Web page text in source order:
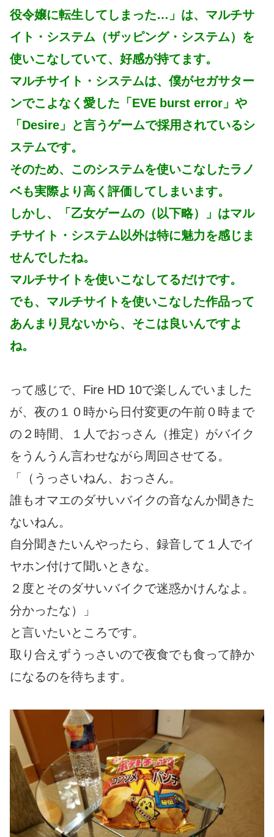
役令嬢に転生してしまった…」は、マルチサ
イト・システム（ザッピング・システム）を
使いこなしていて、好感が持てます。
マルチサイト・システムは、僕がセガサター
ンでこよなく愛した「EVE burst error」や
「Desire」と言うゲームで採用されているシ
ステムです。
そのため、このシステムを使いこなしたラノ
ベも実際より高く評価してしまいます。
しかし、「乙女ゲームの（以下略）」はマル
チサイト・システム以外は特に魅力を感じま
せんでしたね。
マルチサイトを使いこなしてるだけです。
でも、マルチサイトを使いこなした作品って
あんまり見ないから、そこは良いんですよ
ね。
って感じで、Fire HD 10で楽しんでいました
が、夜の１０時から日付変更の午前０時まで
の２時間、１人でおっさん（推定）がバイク
をうんうん言わせながら周回させてる。
「（うっさいねん、おっさん。
誰もオマエのダサいバイクの音なんか聞きた
ないねん。
自分聞きたいんやったら、録音して１人でイ
ヤホン付けて聞いときな。
２度とそのダサいバイクで迷惑かけんなよ。
分かったな）」
と言いたいところです。
取り合えずうっさいので夜食でも食って静か
になるのを待ちます。